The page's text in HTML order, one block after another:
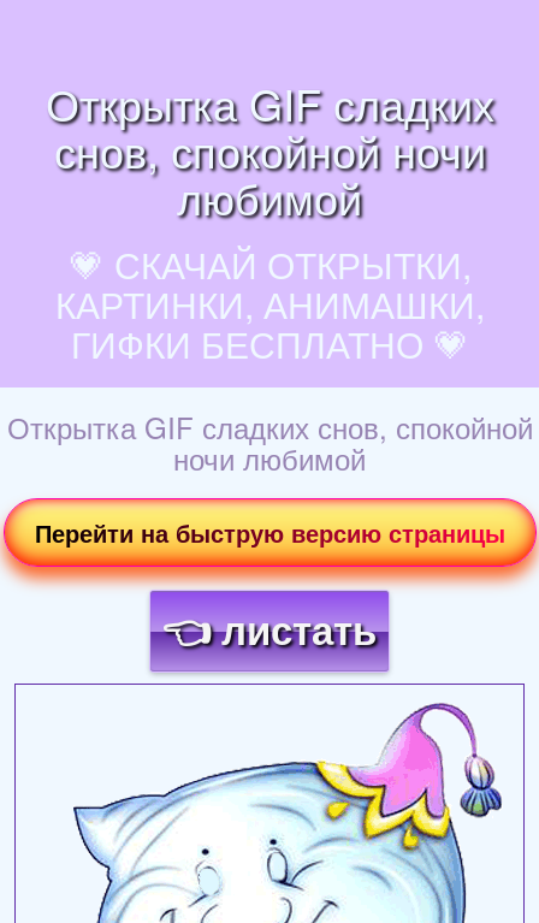
Открытка GIF сладких
снов, спокойной ночи
любимой
💗 СКАЧАЙ ОТКРЫТКИ,
КАРТИНКИ, АНИМАШКИ,
ГИФКИ БЕСПЛАТНО 💗
Открытка GIF сладких снов, спокойной
ночи любимой
Перейти на быструю версию страницы
👈 листать